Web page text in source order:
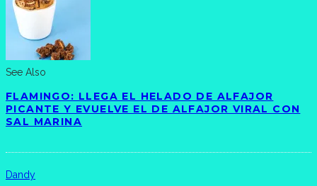
See Also
FLAMINGO: LLEGA EL HELADO DE ALFAJOR
PICANTE Y EVUELVE EL DE ALFAJOR VIRAL CON
SAL MARINA
Dandy